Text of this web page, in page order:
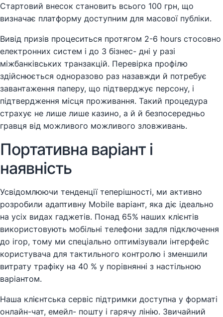
Стартовий внесок становить всього 100 грн, що
визначає платформу доступним для масової публіки.
Вивід призів процеситься протягом 2-6 hours стосовно
електронних систем і до 3 бізнес- дні у разі
міжбанківських транзакцій. Перевірка профілю
здійснюється одноразово раз назавжди й потребує
завантаження паперу, що підтверджує персону, і
підтвердження місця проживання. Такий процедура
страхує не лише лише казино, а й й безпосередньо
гравця від можливого можливого зловживань.
Портативна варіант і
наявність
Усвідомлюючи тенденції теперішності, ми активно
розробили адаптивну Mobile варіант, яка діє ідеально
на усіх видах гаджетів. Понад 65% наших клієнтів
використовують мобільні телефони задля підключення
до ігор, тому ми спеціально оптимізували інтерфейс
користувача для тактильного контролю і зменшили
витрату трафіку на 40 % у порівнянні з настільною
варіантом.
Наша клієнтська сервіс підтримки доступна у форматі
онлайн-чат, емейл- пошту і гарячу лінію. Звичайний